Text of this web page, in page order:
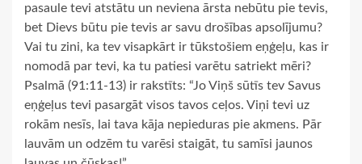
pasaule tevi atstātu un neviena ārsta nebūtu pie tevis,
bet Dievs būtu pie tevis ar savu drošības apsolījumu?
Vai tu zini, ka tev visapkārt ir tūkstošiem eņģeļu, kas ir
nomodā par tevi, ka tu patiesi varētu satriekt mēri?
Psalmā (91:11-13) ir rakstīts: “Jo Viņš sūtīs tev Savus
eņģeļus tevi pasargāt visos tavos ceļos. Viņi tevi uz
rokām nesīs, lai tava kāja nepieduras pie akmens. Pār
lauvām un odzēm tu varēsi staigāt, tu samīsi jaunos